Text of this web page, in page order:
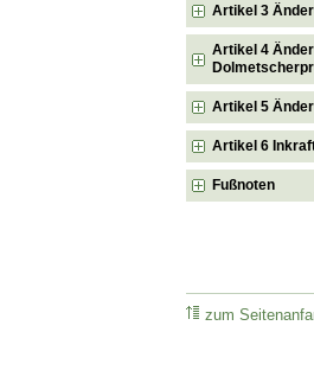
Artikel 3
Artikel 4
Artikel 5
Artikel 6
Fußnoten
zum